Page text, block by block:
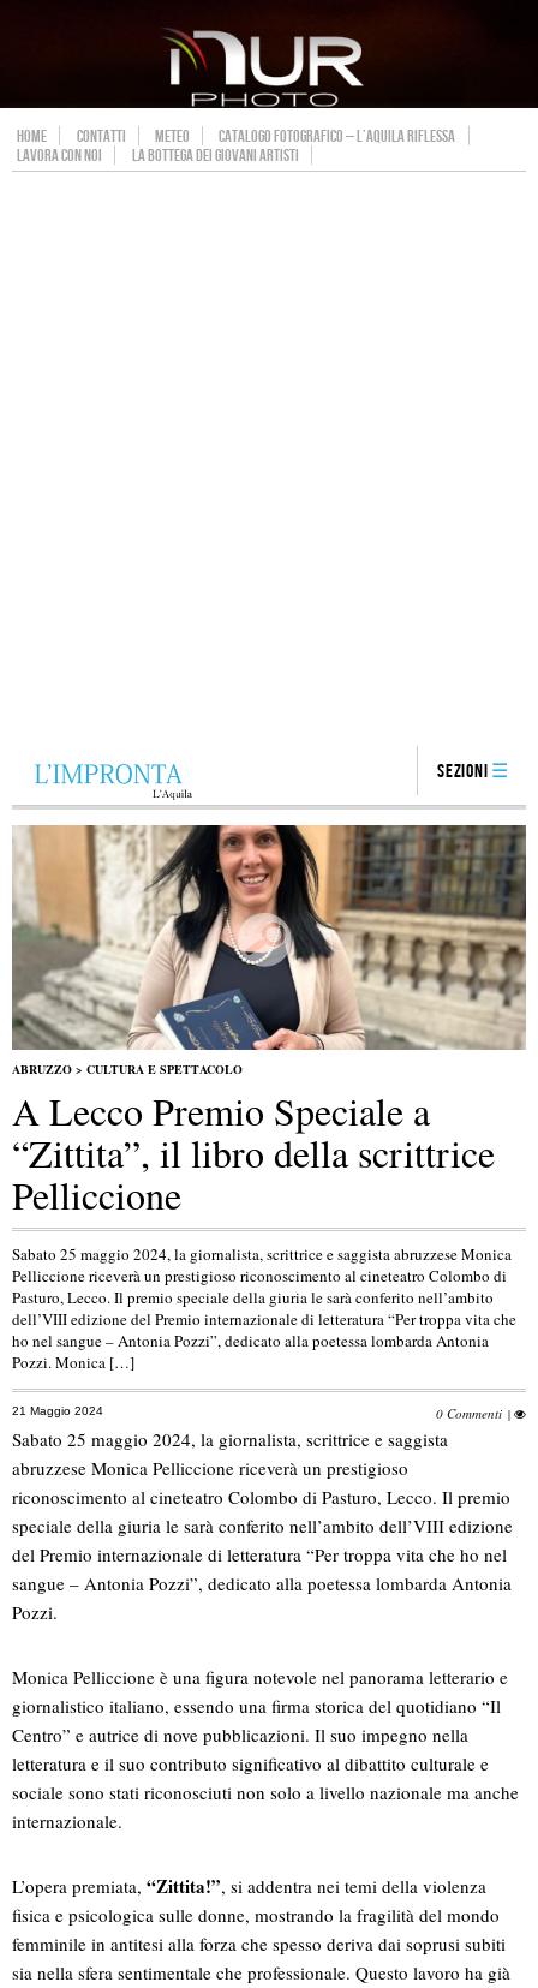
HOME CONTATTI METEO
CATALOGO FOTOGRAFICO – L’AQUILA RIFLESSA
LAVORA CON NOI
LA BOTTEGA DEI GIOVANI ARTISTI
Sezioni
ABRUZZO > CULTURA E SPETTACOLO
A Lecco Premio Speciale a
“Zittita”, il libro della scrittrice
Pelliccione
Sabato 25 maggio 2024, la giornalista, scrittrice e saggista abruzzese Monica
Pelliccione riceverà un prestigioso riconoscimento al cineteatro Colombo di
Pasturo, Lecco. Il premio speciale della giuria le sarà conferito nell’ambito
dell’VIII edizione del Premio internazionale di letteratura “Per troppa vita che
ho nel sangue – Antonia Pozzi”, dedicato alla poetessa lombarda Antonia
Pozzi. Monica […]
21 Maggio 2024 0 Commenti |
Sabato 25 maggio 2024, la giornalista, scrittrice e saggista
abruzzese Monica Pelliccione riceverà un prestigioso
riconoscimento al cineteatro Colombo di Pasturo, Lecco. Il premio
speciale della giuria le sarà conferito nell’ambito dell’VIII edizione
del Premio internazionale di letteratura “Per troppa vita che ho nel
sangue – Antonia Pozzi”, dedicato alla poetessa lombarda Antonia
Pozzi.
Monica Pelliccione è una figura notevole nel panorama letterario e
giornalistico italiano, essendo una firma storica del quotidiano “Il
Centro” e autrice di nove pubblicazioni. Il suo impegno nella
letteratura e il suo contributo significativo al dibattito culturale e
sociale sono stati riconosciuti non solo a livello nazionale ma anche
internazionale.
L’opera premiata, “Zittita!”, si addentra nei temi della violenza
fisica e psicologica sulle donne, mostrando la fragilità del mondo
femminile in antitesi alla forza che spesso deriva dai soprusi subiti
sia nella sfera sentimentale che professionale. Questo lavoro ha già